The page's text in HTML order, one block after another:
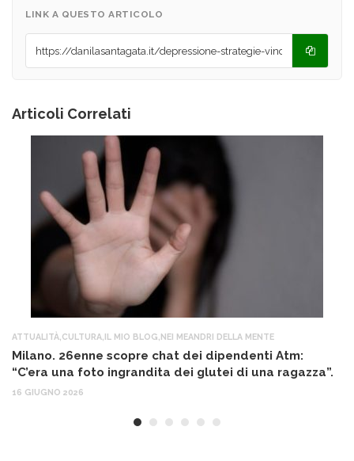
LINK A QUESTO ARTICOLO
Articoli Correlati
ATTUALITÀ CULTURA IL MIO BLOG NEI MEANDRI DELLA MENTE
Milano. 26enne scopre chat dei dipendenti Atm:
“C’era una foto ingrandita dei glutei di una ragazza”.
16 GIUGNO 2026